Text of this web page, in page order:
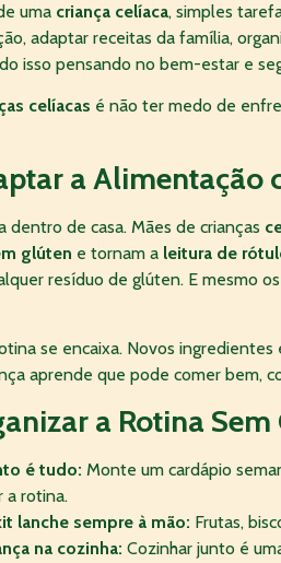
uma criança celíaca, simples
adaptar receitas da família,
isso pensando no bem-estar e
celíacas é não ter medo de
a Alimentação
dentro de casa. Mães de crianças
glúten e tornam a leitura de
resíduo de glúten. E mesmo
se encaixa. Novos
aprende que pode comer bem,
a Rotina Sem
é tudo: Monte um cardápio
a rotina.
lanche sempre à mão: Frutas,
na cozinha: Cozinhar junto é